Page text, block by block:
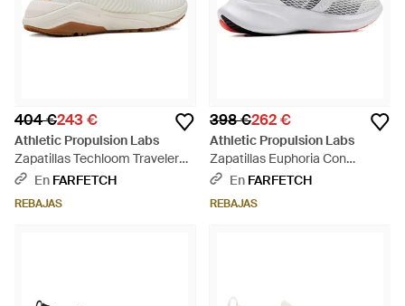
404 €243 €
Athletic Propulsion Labs
Zapatillas Techloom Traveler
Texturizadas - Blanco
En FARFETCH
REBAJAS
398 €262 €
Athletic Propulsion Labs
Zapatillas Euphoria Con
Cordones - Blanco
En FARFETCH
REBAJAS